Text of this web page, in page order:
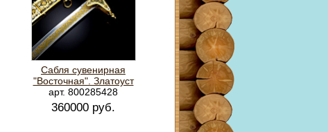
Сабля сувенирная
"Восточная". Златоуст
арт. 800285428
360000 руб.